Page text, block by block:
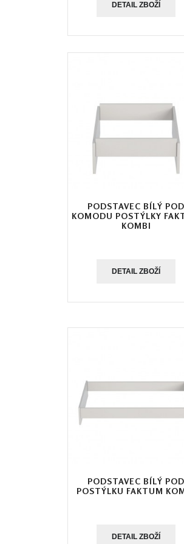
DETAIL ZBOŽÍ
PODSTAVEC BÍLÝ POD
KOMODU POSTÝLKY
KOMBI
DETAIL ZBOŽÍ
PODSTAVEC BÍLÝ POD
POSTÝLKU FAKTUM
DETAIL ZBOŽÍ